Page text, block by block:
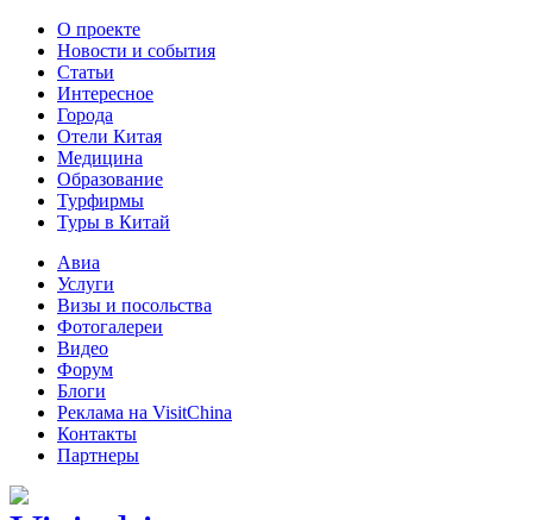
О проекте
Новости и события
Статьи
Интересное
Города
Отели Китая
Медицина
Образование
Турфирмы
Туры в Китай
Авиа
Услуги
Визы и посольства
Фотогалереи
Видео
Форум
Блоги
Реклама на VisitChina
Контакты
Партнеры